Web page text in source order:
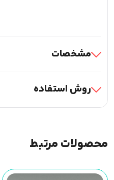
مشخصات
روش استفاده
محصولات مرتبط